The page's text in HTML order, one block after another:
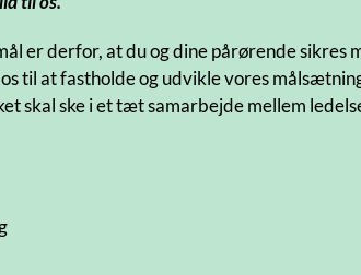
er derfor, at du og dine pårørende sikres
til at fastholde og udvikle vores
skal ske i et tæt samarbejde mellem